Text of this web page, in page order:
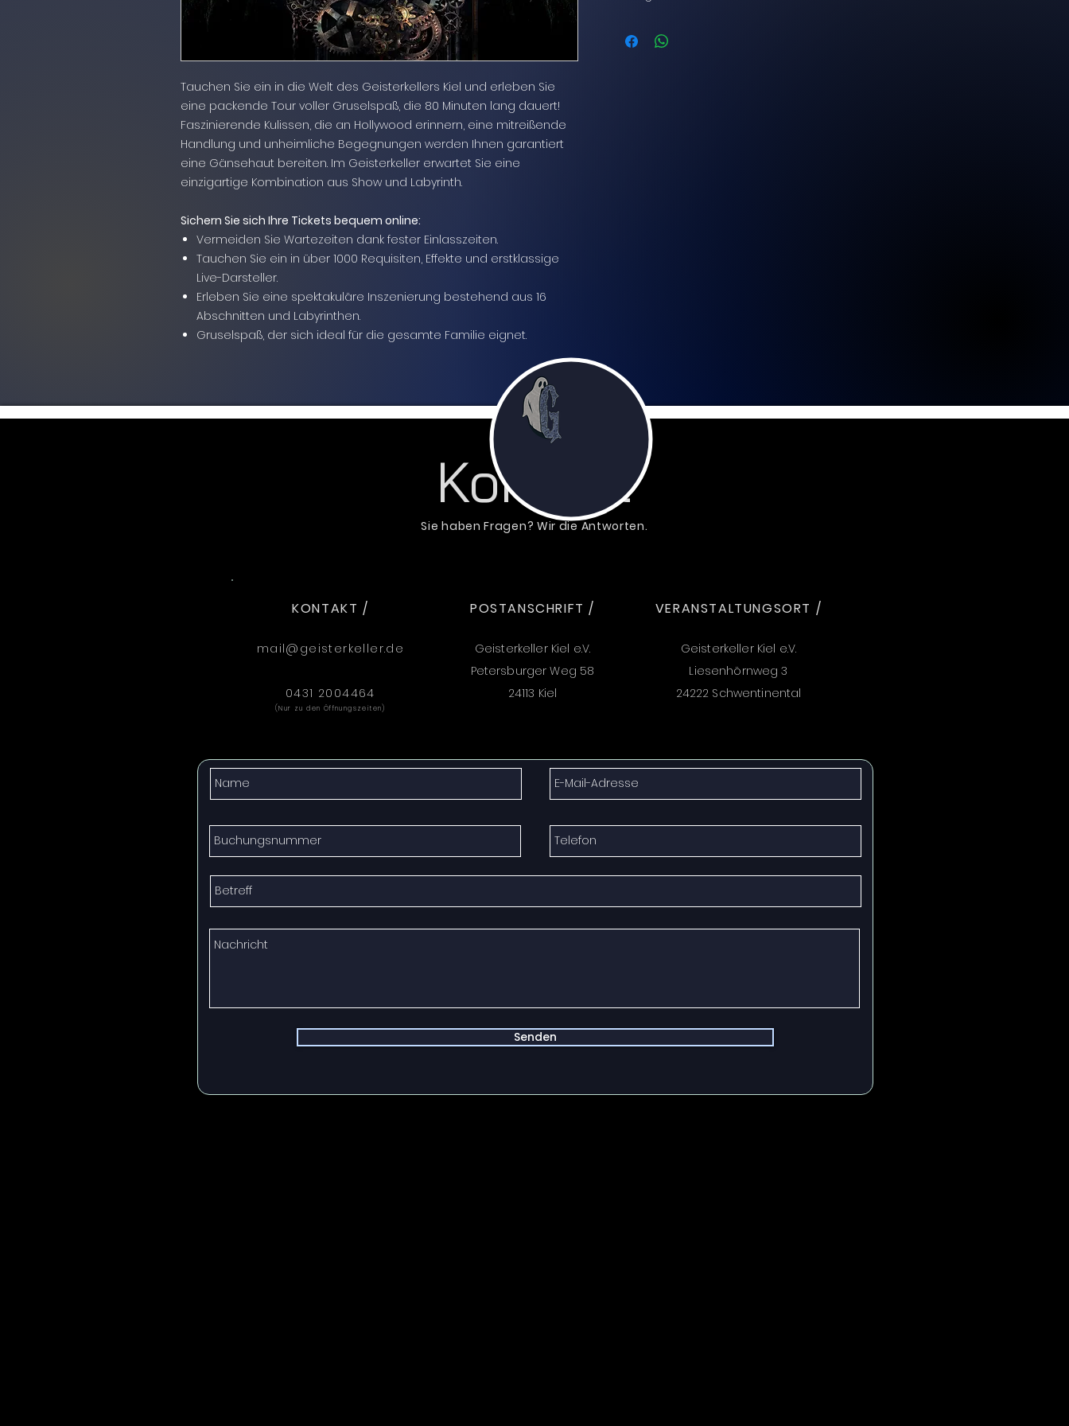
Tauchen Sie ein in die Welt des Geisterkellers Kiel und erleben Sie
eine packende Tour voller Gruselspaß, die 80 Minuten lang dauert!
Faszinierende Kulissen, die an Hollywood erinnern, eine mitreißende
Handlung und unheimliche Begegnungen werden Ihnen garantiert
eine Gänsehaut bereiten. Im Geisterkeller erwartet Sie eine
einzigartige Kombination aus Show und Labyrinth.
Sichern Sie sich Ihre Tickets bequem online:
Vermeiden Sie Wartezeiten dank fester Einlasszeiten.
Tauchen Sie ein in über 1000 Requisiten, Effekte und erstklassige
Live-Darsteller.
Erleben Sie eine spektakuläre Inszenierung bestehend aus 16
Abschnitten und Labyrinthen.
Gruselspaß, der sich ideal für die gesamte Familie eignet.
Minuten vor dem reservierten Einlasszeitpunkt
sollten die Tickets an der Tageskasse eingelöst
American Express, CinaUnionPay, Jcb,
Kontakt
Sie haben Fragen? Wir die Antworten.
KONTAKT / POSTANSCHRIFT / VERANSTALTUNGSORT /
mail@geisterkeller.de
0431 2004464
(Nur zu den Öffnungszeiten)
Geisterkeller Kiel e.V.
Petersburger Weg 58
24113 Kiel
Geisterkeller Kiel e.V.
Liesenhörnweg 3
24222 Schwentinental
Senden